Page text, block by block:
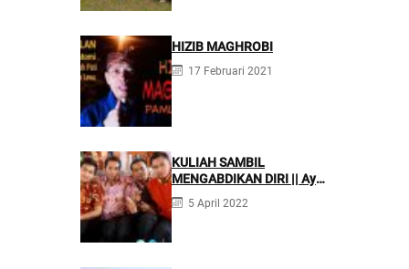
HIZIB MAGHROBI
17 Februari 2021
KULIAH SAMBIL
MENGABDIKAN DIRI || Ayo
Mondok di Pesantren
Nurul Firdaus
5 April 2022